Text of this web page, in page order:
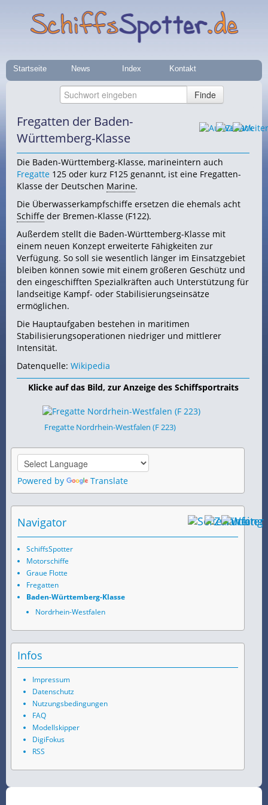
Startseite News Index Kontakt
Fregatten der Baden-
Württemberg-Klasse
Die Baden-Württemberg-Klasse, marineintern auch
Fregatte 125 oder kurz F125 genannt, ist eine Fregatten-
Klasse der Deutschen Marine.
Die Überwasserkampfschiffe ersetzen die ehemals acht
Schiffe der Bremen-Klasse (F122).
Außerdem stellt die Baden-Württemberg-Klasse mit
einem neuen Konzept erweiterte Fähigkeiten zur
Verfügung. So soll sie wesentlich länger im Einsatzgebiet
bleiben können sowie mit einem größeren Geschütz und
den eingeschifften Spezialkräften auch Unterstützung für
landseitige Kampf- oder Stabilisierungseinsätze
ermöglichen.
Die Hauptaufgaben bestehen in maritimen
Stabilisierungsoperationen niedriger und mittlerer
Intensität.
Datenquelle: Wikipedia
Klicke auf das Bild, zur Anzeige des Schiffsportraits
Fregatte Nordrhein-Westfalen (F 223)
Powered by Translate
Navigator
SchiffsSpotter
Motorschiffe
Graue Flotte
Fregatten
Baden-Württemberg-Klasse
Nordrhein-Westfalen
Infos
Impressum
Datenschutz
Nutzungsbedingungen
FAQ
Modellskipper
DigiFokus
RSS